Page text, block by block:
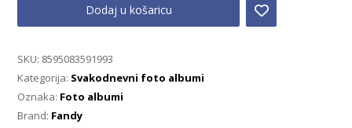
Dodaj u košaricu
SKU: 8595083591993
Kategorija: Svakodnevni foto albumi
Oznaka: Foto albumi
Brand: Fandy